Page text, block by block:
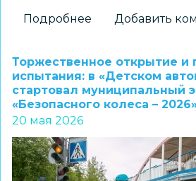
Подробнее
№200»
организовал
городской
«Кибердетектив»
Добавить
Торжественное открытие и
испытания: в «Детском
стартовал муниципальный
«Безопасного колеса –
20 мая 2026